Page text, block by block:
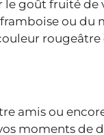
le goût fruité de
ou du
rougeâtre
amis ou
moments de